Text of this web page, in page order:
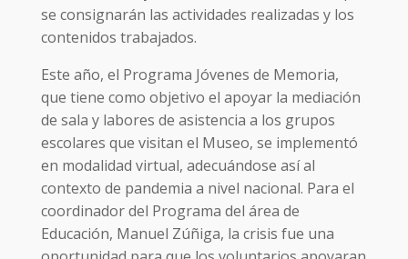
se consignarán las actividades realizadas y los
contenidos trabajados.
Este año, el Programa Jóvenes de Memoria,
que tiene como objetivo el apoyar la mediación
de sala y labores de asistencia a los grupos
escolares que visitan el Museo, se implementó
en modalidad virtual, adecuándose así al
contexto de pandemia a nivel nacional. Para el
coordinador del Programa del área de
Educación, Manuel Zúñiga, la crisis fue una